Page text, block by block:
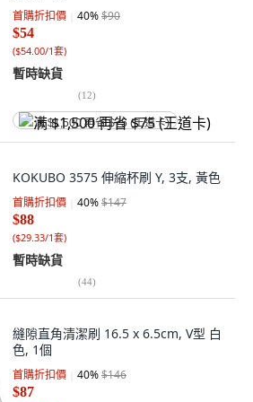
首購折扣價 40%$90
$54
($54.00/1套)
暫時缺貨
(12)
满 $1,500 再省 $75 (王道卡)
KOKUBO 3575 伸縮杯刷 Y, 3支, 黃色
首購折扣價 40%$147
$88
($29.33/1套)
暫時缺貨
(44)
縫隙直角清潔刷 16.5 x 6.5cm, V型 白
色, 1個
首購折扣價 40%$146
$87